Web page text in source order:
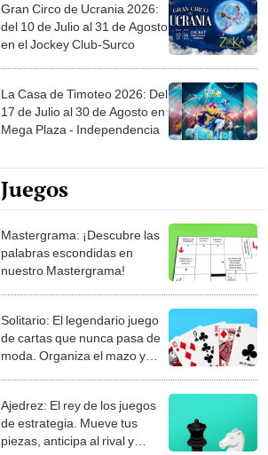
Gran Circo de Ucrania 2026:
del 10 de Julio al 31 de Agosto
en el Jockey Club-Surco
La Casa de Timoteo 2026: Del
17 de Julio al 30 de Agosto en
Mega Plaza - Independencia
Juegos
Mastergrama: ¡Descubre las
palabras escondidas en
nuestro Mastergrama!
Solitario: El legendario juego
de cartas que nunca pasa de
moda. Organiza el mazo y
Ajedrez: El rey de los juegos
de estrategia. Mueve tus
piezas, anticipa al rival y